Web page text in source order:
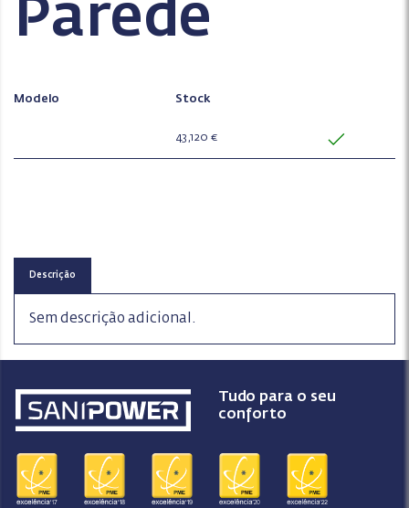
Parede
Modelo Stock
43,120 €
Descrição
Sem descrição adicional.
Tudo para o seu
conforto